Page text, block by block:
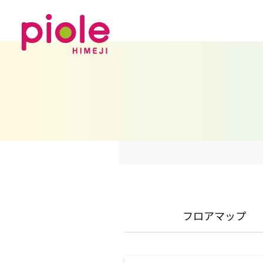
フロアマップ